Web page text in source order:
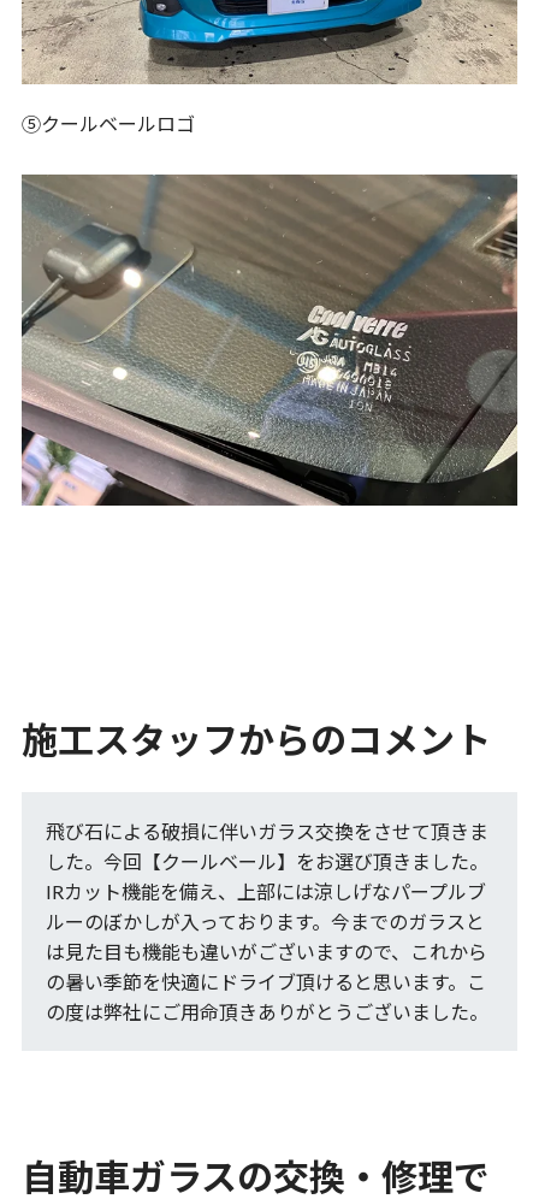
⑤クールベールロゴ
施工スタッフからのコメント
飛び石による破損に伴いガラス交換をさせて頂きま
した。今回【クールベール】をお選び頂きました。
IRカット機能を備え、上部には涼しげなパープルブ
ルーのぼかしが入っております。今までのガラスと
は見た目も機能も違いがございますので、これから
の暑い季節を快適にドライブ頂けると思います。こ
の度は弊社にご用命頂きありがとうございました。
自動車ガラスの交換・修理で